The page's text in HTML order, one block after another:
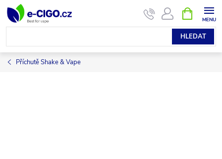
Přejít
obsah
HLEDAT
NÁKUPNÍ
KOŠÍK
Příchutě Shake & Vape